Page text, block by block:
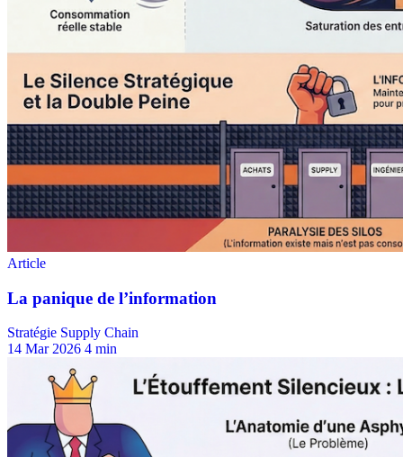
Stratégie Supply Chain
14 Mar 2026 4 min